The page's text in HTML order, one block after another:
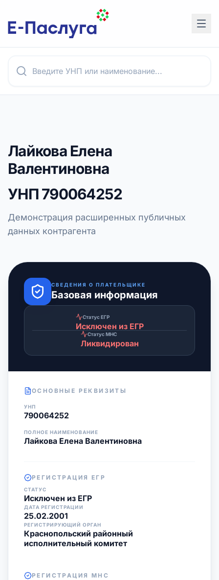
Лайкова Елена
Валентиновна
УНП790064252
Демонстрация расширенных публичных
данных контрагента
СВЕДЕНИЯ О ПЛАТЕЛЬЩИКЕ
Базовая информация
Статус ЕГР
Исключен из ЕГР
Статус МНС
Ликвидирован
ОСНОВНЫЕ РЕКВИЗИТЫ
УНП
790064252
ПОЛНОЕ НАИМЕНОВАНИЕ
Лайкова Елена Валентиновна
РЕГИСТРАЦИЯ ЕГР
СТАТУС
Исключен из ЕГР
ДАТА РЕГИСТРАЦИИ
25.02.2001
РЕГИСТРИРУЮЩИЙ ОРГАН
Краснопольский районный
исполнительный комитет
РЕГИСТРАЦИЯ МНС